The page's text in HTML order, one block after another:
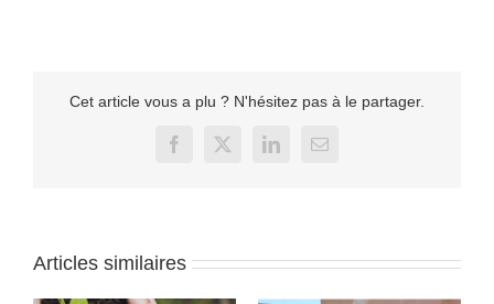
Cet article vous a plu ? N'hésitez pas à le partager.
Facebook
X LinkedInEmail
Articles similaires